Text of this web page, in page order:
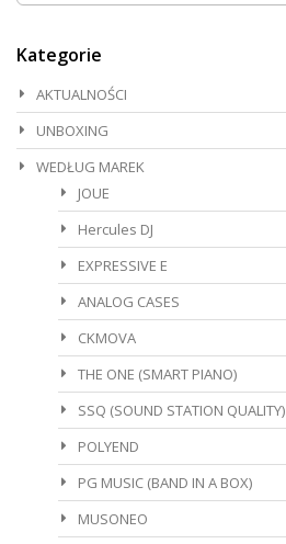
Kategorie
AKTUALNOŚCI
UNBOXING
WEDŁUG MAREK
JOUE
Hercules DJ
EXPRESSIVE E
ANALOG CASES
CKMOVA
THE ONE (SMART PIANO)
SSQ (SOUND STATION QUALITY)
POLYEND
PG MUSIC (BAND IN A BOX)
MUSONEO